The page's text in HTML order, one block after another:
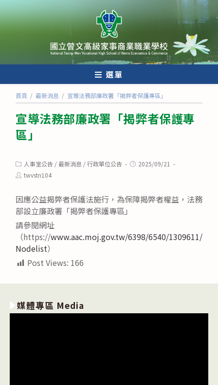
跳
轉
至
內
選單
首頁 / 最新消息 / 宣導法務部廉政署「揭弊者保護專區」
宣導法務部廉政署「揭弊者保護專
區」
Post
category:
人事室公告 /最新消息 /行政單位公告
Post2025/09/21
Posttwvstn104
因應公益揭弊者保護法施行，為保障揭弊者權益，法務
部設立廉政署「揭弊者保護專區」
請參閱網址
（https://www.aac.moj.gov.tw/6398/6540/1309611/
Nodelist）
Post Views: 166
媒體專區 Media